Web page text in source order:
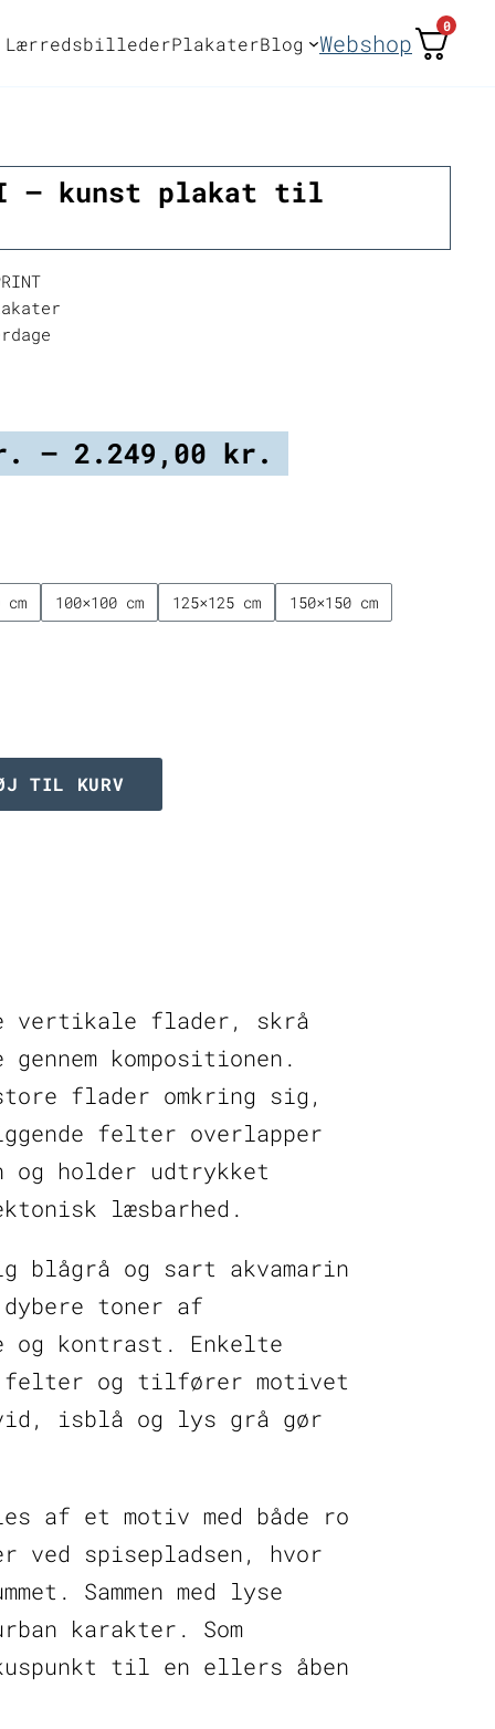
LærredsbillederPlakaterBlog Webshop
0
– kunst plakat til
– 2.249,00 kr.
399,00 kr.
cm 100×100 cm 125×125 cm 150×150 cm
TIL KURV
vertikale flader, skrå
kompositionen.
flader omkring sig,
felter overlapper
og holder udtrykket
læsbarhed.
blågrå og sart akvamarin
toner af
og kontrast. Enkelte
felter og tilfører motivet
isblå og lys grå gør
af et motiv med både ro
spisepladsen, hvor
Sammen med lyse
karakter. Som
til en ellers åben